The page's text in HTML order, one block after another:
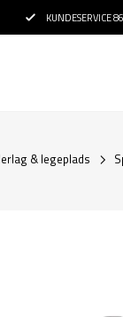
KUNDESERVICE
& legeplads